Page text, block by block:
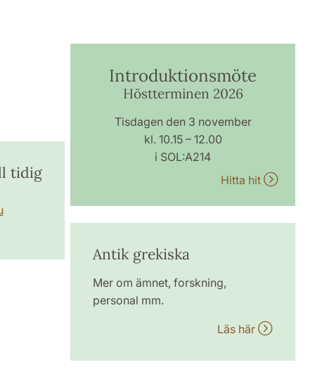
tidig
Introduktionsmöte
Höstterminen 2026
Tisdagen den 3 november
kl. 10.15 – 12.00
i SOL:A214
Hitta hit
Antik grekiska
Mer om ämnet, forskning,
personal mm.
Läs här